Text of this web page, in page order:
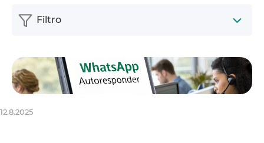
12.8.2025
Filtro